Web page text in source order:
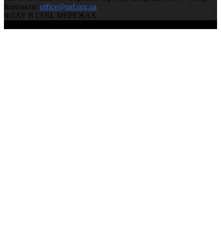
Контакти: office@uaf.org.ua
ФЛАУ В СОЦ. МЕРЕЖАХ